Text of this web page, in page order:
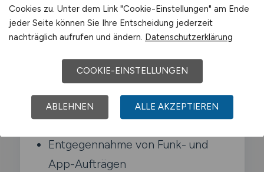
Typische Aufgaben in Mechernich
Beförderung von Fahrgästen im
Stadt- und Umlandverkehr
Abrechnung der Fahrten nach
festgelegten Tarifen
Entgegennahme von Funk- und
App-Aufträgen
Cookies zu. Unter dem Link "Cookie-Einstellungen" am Ende
jeder Seite können Sie Ihre Entscheidung jederzeit
nachträglich aufrufen und ändern. Datenschutzerklärung
COOKIE-EINSTELLUNGEN
ABLEHNEN ALLE AKZEPTIEREN